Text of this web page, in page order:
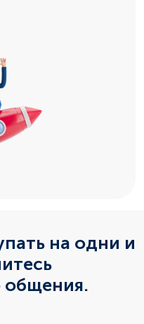
на одни и
общения.